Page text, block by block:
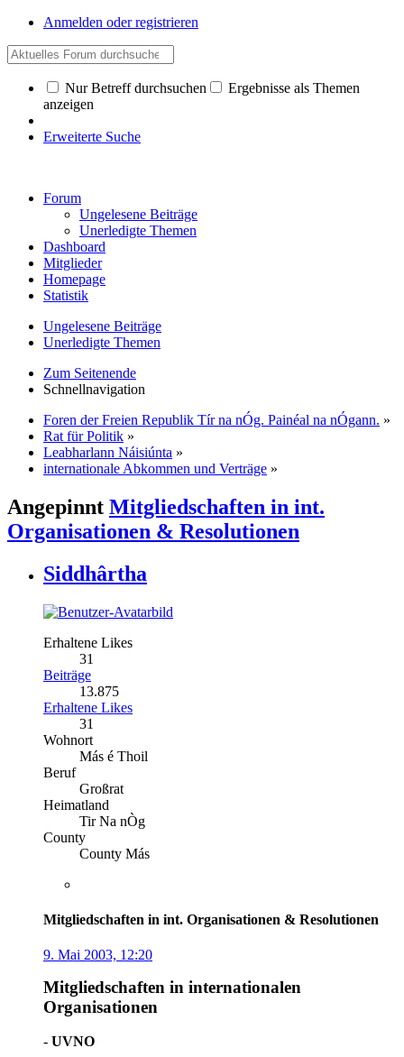
Anmelden oder registrieren
Nur Betreff durchsuchen
Ergebnisse als Themen
anzeigen
Erweiterte Suche
Forum
Ungelesene Beiträge
Unerledigte Themen
Dashboard
Mitglieder
Homepage
Statistik
Ungelesene Beiträge
Unerledigte Themen
Zum Seitenende
Schnellnavigation
Foren der Freien Republik Tír na nÓg. Painéal na nÓgann. »
Rat für Politik »
Leabharlann Náisiúnta »
internationale Abkommen und Verträge »
Angepinnt Mitgliedschaften in int.
Organisationen & Resolutionen
Siddhârtha
Erhaltene Likes
31
Beiträge
13.875
Erhaltene Likes
31
Wohnort
Más é Thoil
Beruf
Großrat
Heimatland
Tir Na nÒg
County
County Más
Mitgliedschaften in int. Organisationen & Resolutionen
9. Mai 2003, 12:20
Mitgliedschaften in internationalen
Organisationen
- UVNO